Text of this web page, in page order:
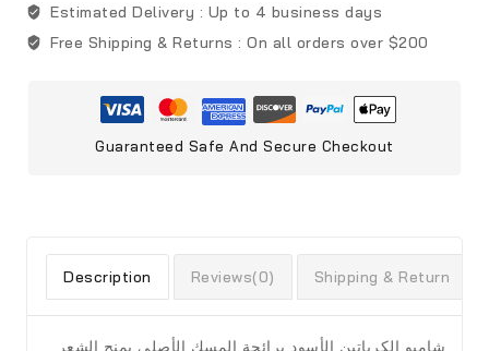
Estimated Delivery : Up to 4 business days
Free Shipping & Returns : On all orders over $200
Guaranteed Safe And Secure Checkout
Description Reviews(0) Shipping & Return
شامبو الكرياتين الأسود برائحة المسك الأصلي يمنح الشعر